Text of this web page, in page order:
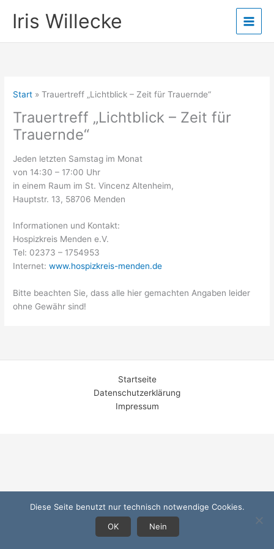
InhaltIris Willecke
Start Trauertreff „Lichtblick – Zeit für Trauernde“
Trauertreff „Lichtblick – Zeit für
Trauernde“
Jeden letzten Samstag im Monat
von 14:30 – 17:00 Uhr
in einem Raum im St. Vincenz Altenheim,
Hauptstr. 13, 58706 Menden
Informationen und Kontakt:
Hospizkreis Menden e.V.
Tel: 02373 – 1754953
Internet:www.hospizkreis-menden.de
Bitte beachten Sie, dass alle hier gemachten Angaben leider
ohne Gewähr sind!
Startseite
Datenschutzerklärung
Impressum
Diese Seite benutzt nur technisch notwendige Cookies.
OK
Nein